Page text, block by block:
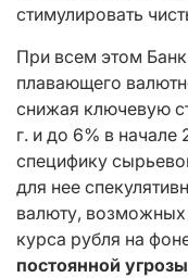
стимулировать
При всем этом
плавающего
снижая ключевую
г. и до 6% в начале
специфику
для нее
валюту, возможных
курса рубля на
постоянной